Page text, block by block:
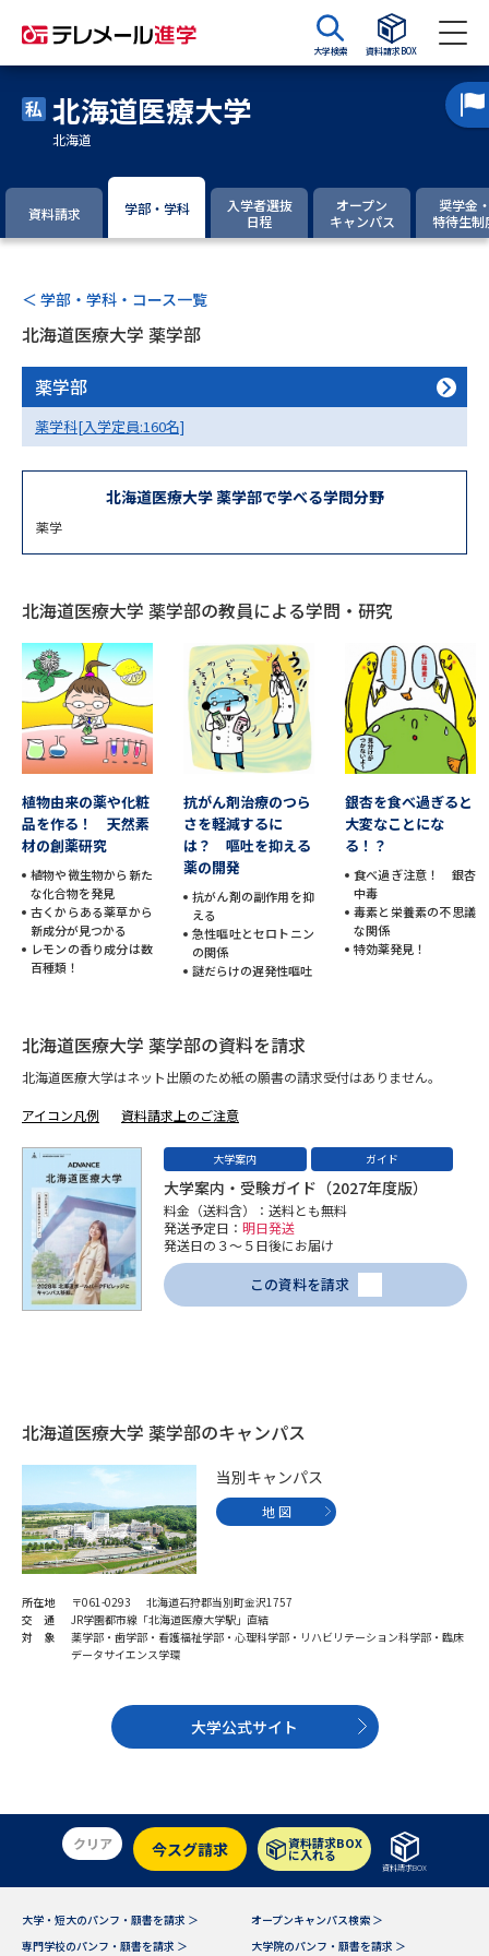
大学検索 資料請求BOX
資料請求
大学・短大の資料種類から請求
総合型選抜・学校推薦型選抜 募
集要項＆願書
過去問題集
大学・短大以外の資料から請求
専門学校の資料請求 大学院の資料請求
留学・進学関連、塾・予備校
内」の請求
大学入学共通テスト「受験上の
配慮案内」の請求
高等学校卒業程度認定試験
幼稚園教員資格認定試験 小学校教員資格認定試験
高等学校（情報）教員資格認定
試験
大学研究 大学検索
大学で学べる内容や特徴を調べる
新増設大学・学部・学科特集
国際・グローバルに強い大学特
集
デジタルパンフレット 進路の３択
（高3生用）
（高2生用）
SELFBRAND特集ページ
オープンキャンパスなどを調べる
オープンキャンパス検索
受験準備
志望校・出願校を調べる
併願校選び 受験スケジュールを立てよう
新生活お役立ちガイド
学問発見 学問検索
北海道医療大学
北海道
資料請求 学部・学科
入学者選抜
日程
オープン
キャンパス
奨学金
特待生制
＜ 学部・学科・コース一覧
北海道医療大学 薬学部
薬学部
薬学科[入学定員:160名]
北海道医療大学 薬学部で学べる学問分野
薬学
北海道医療大学 薬学部の教員による学問・研究
植物由来の薬や化粧
品を作る！ 天然素
材の創薬研究
植物や微生物から新た
な化合物を発見
古くからある薬草から
新成分が見つかる
レモンの香り成分は数
百種類！
抗がん剤治療のつら
さを軽減するに
は？ 嘔吐を抑える
薬の開発
抗がん剤の副作用を抑
える
急性嘔吐とセロトニン
の関係
謎だらけの遅発性嘔吐
銀杏を食べ過ぎると
大変なことにな
る！？
食べ過ぎ注意！ 銀杏
中毒
毒素と栄養素の不思議
な関係
特効薬発見！
北海道医療大学 薬学部の資料を請求
北海道医療大学はネット出願のため紙の願書の請求受付はありません。
アイコン凡例 資料請求上のご注意
大学案内 ガイド
大学案内・受験ガイド（2027年度版）
料金（送料含）：送料とも無料
発送予定日： 明日発送
発送日の３～５日後にお届け
この資料を請求
北海道医療大学 薬学部のキャンパス
当別キャンパス
地 図
所在地
〒061-0293 北海道石狩郡当別町金沢1757
交 通
JR学園都市線「北海道医療大学駅」直結
対 象
薬学部・歯学部・看護福祉学部・心理科学部・リハビリテーション科学部・臨床
データサイエンス学環
大学公式サイト
クリア 今スグ請求 資料請求BOX
に入れる
資料請求BOX
大学・短大のパンフ・願書を請求 ＞
オープンキャンパス検索 ＞
専門学校のパンフ・願書を請求 ＞
大学院のパンフ・願書を請求 ＞